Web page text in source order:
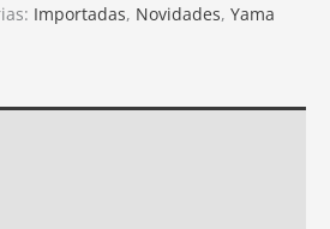
Importadas, Novidades, Yama